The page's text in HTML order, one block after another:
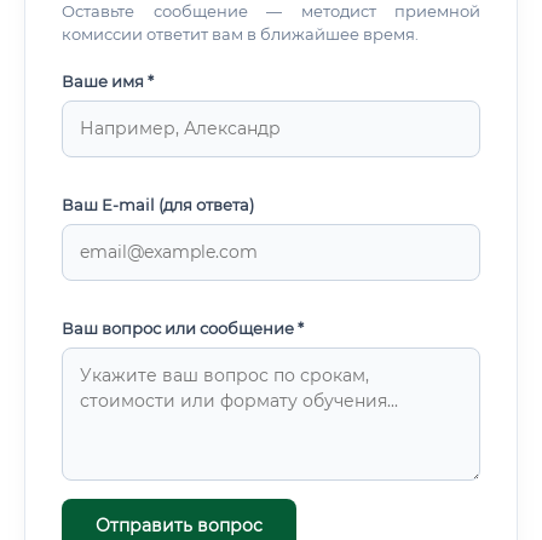
Оставьте сообщение — методист приемной
комиссии ответит вам в ближайшее время.
Ваше имя *
Ваш E-mail (для ответа)
Ваш вопрос или сообщение *
Отправить вопрос